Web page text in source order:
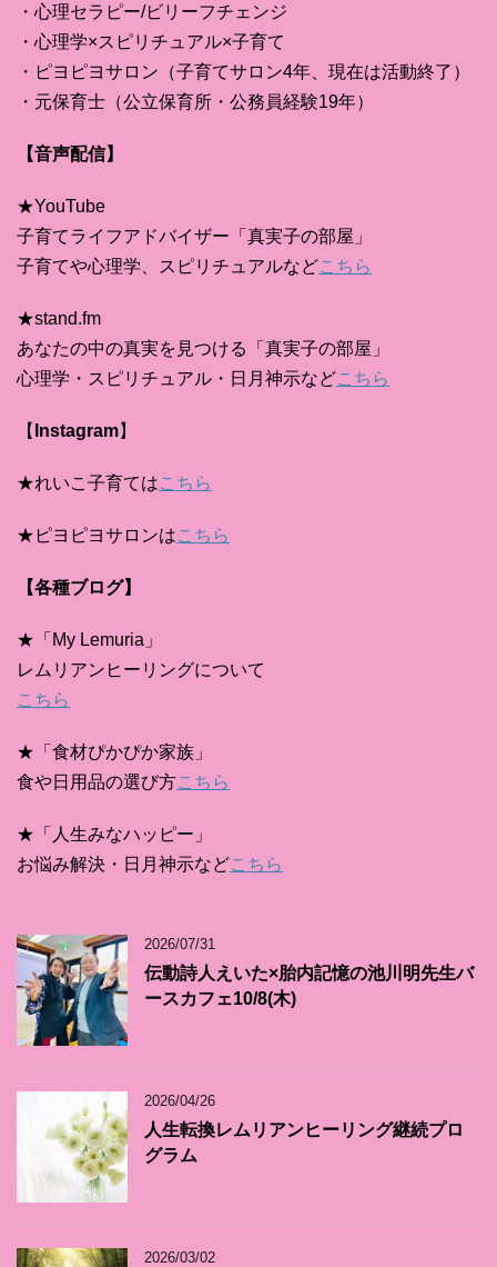
・心理セラピー/ビリーフチェンジ
・心理学×スピリチュアル×子育て
・ピヨピヨサロン（子育てサロン4年、現在は活動終了）
・元保育士（公立保育所・公務員経験19年）
【音声配信】
★YouTube
子育てライフアドバイザー「真実子の部屋」
子育てや心理学、スピリチュアルなどこちら
★stand.fm
あなたの中の真実を見つける「真実子の部屋」
心理学・スピリチュアル・日月神示などこちら
【 Instagram】
★れいこ子育てはこちら
★ピヨピヨサロンはこちら
【各種ブログ】
★「My Lemuria」
レムリアンヒーリングについて
こちら
★「食材ぴかぴか家族」
食や日用品の選び方こちら
★「人生みなハッピー」
お悩み解決・日月神示などこちら
2026/07/31
伝動詩人えいた×胎内記憶の池川明先生バ
ースカフェ10/8(木)
2026/04/26
人生転換レムリアンヒーリング継続プロ
グラム
2026/03/02